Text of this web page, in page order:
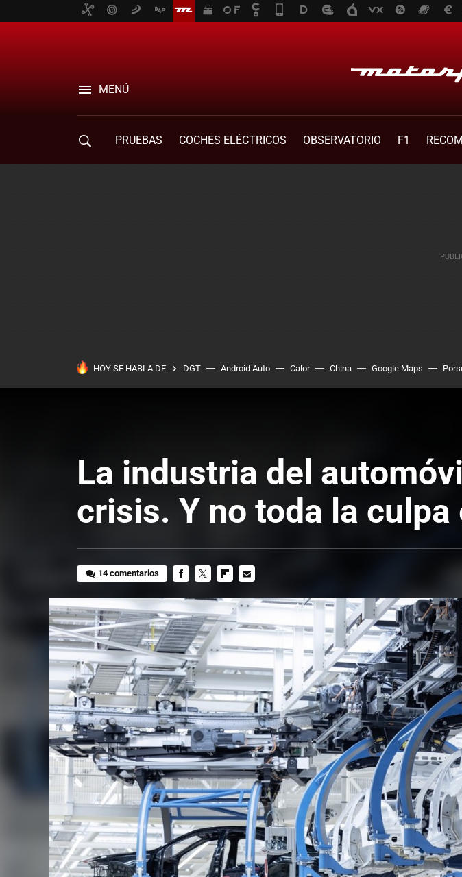
MENÚ
PRUEBAS COCHES ELÉCTRICOS OBSERVATORIO F1
HOY SE HABLA DE DGT Android Auto Calor China Google Maps
La industria del
crisis. Y no toda la
14 comentarios
MAIL